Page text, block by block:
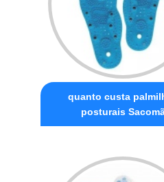
quanto custa
posturais